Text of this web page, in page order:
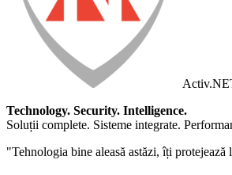
Activ
Technology. Security. Intelligence.
Soluții complete. Sisteme integrate.
"Tehnologia bine aleasă astăzi, îți protejează